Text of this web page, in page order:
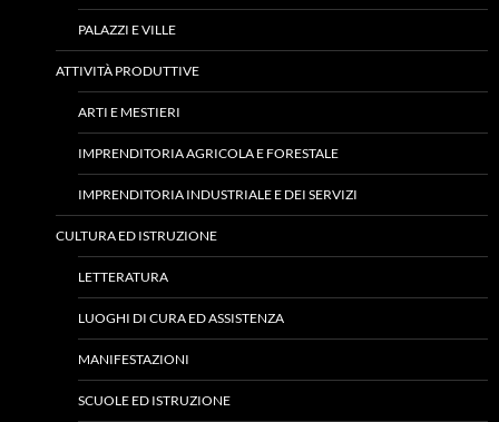
PALAZZI E VILLE
ATTIVITÀ PRODUTTIVE
ARTI E MESTIERI
IMPRENDITORIA AGRICOLA E FORESTALE
IMPRENDITORIA INDUSTRIALE E DEI SERVIZI
CULTURA ED ISTRUZIONE
LETTERATURA
LUOGHI DI CURA ED ASSISTENZA
MANIFESTAZIONI
SCUOLE ED ISTRUZIONE